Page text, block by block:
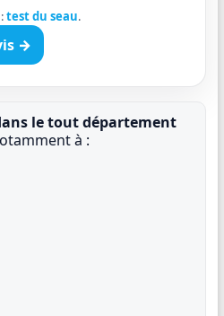
test du seau.
→
le tout département
à :